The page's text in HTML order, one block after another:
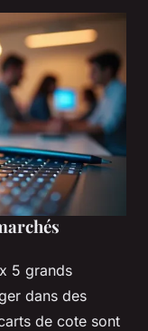
5 grands
dans des
de cote sont